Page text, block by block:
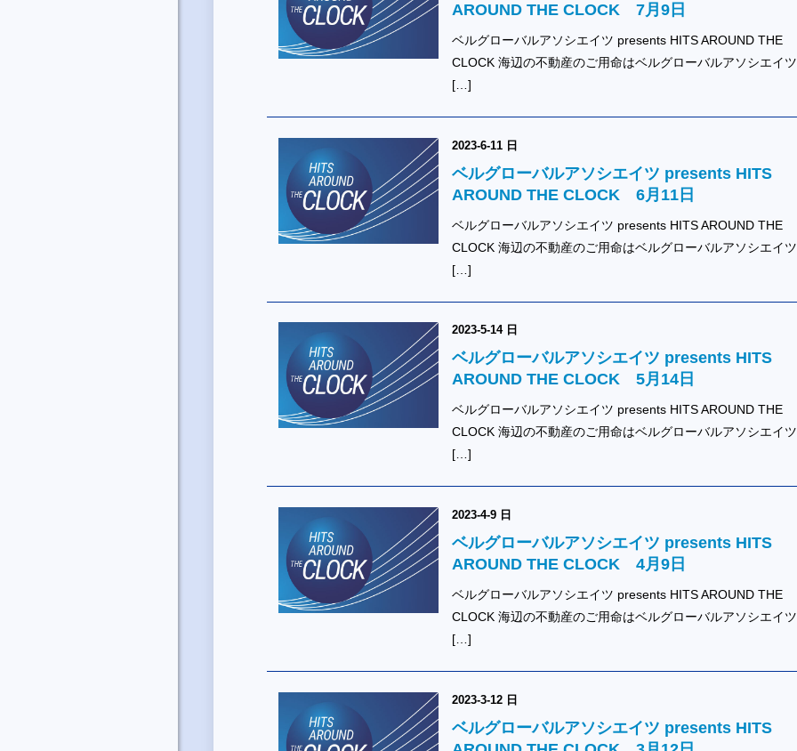
AROUND THE CLOCK 7月9日
ベルグローバルアソシエイツ presents HITS AROUND THE
CLOCK 海辺の不動産のご用命はベルグローバルアソシエイツ
[…]
2023-6-11 日
ベルグローバルアソシエイツ presents HITS
AROUND THE CLOCK 6月11日
ベルグローバルアソシエイツ presents HITS AROUND THE
CLOCK 海辺の不動産のご用命はベルグローバルアソシエイツ
[…]
2023-5-14 日
ベルグローバルアソシエイツ presents HITS
AROUND THE CLOCK 5月14日
ベルグローバルアソシエイツ presents HITS AROUND THE
CLOCK 海辺の不動産のご用命はベルグローバルアソシエイツ
[…]
2023-4-9 日
ベルグローバルアソシエイツ presents HITS
AROUND THE CLOCK 4月9日
ベルグローバルアソシエイツ presents HITS AROUND THE
CLOCK 海辺の不動産のご用命はベルグローバルアソシエイツ
[…]
2023-3-12 日
ベルグローバルアソシエイツ presents HITS